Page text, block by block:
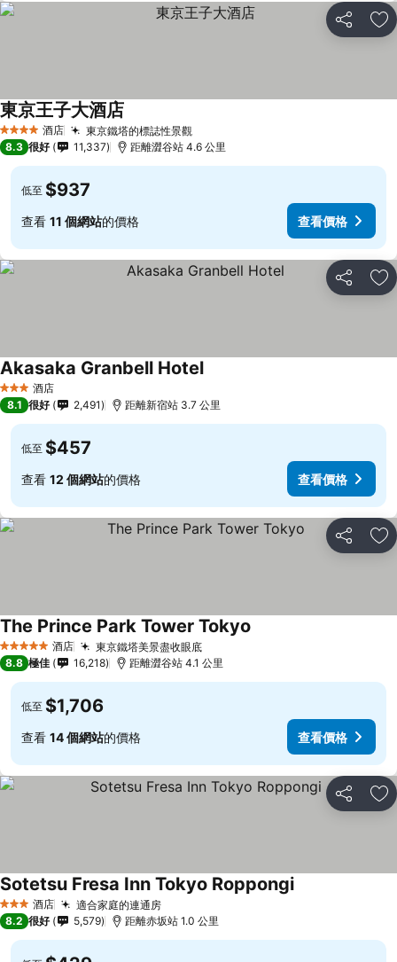
分享 放
4 星級 酒店 東京鐵塔的標誌性景觀查看價格
東京王子大酒店
8.3 很好 11,337 距離澀谷站 4.6 公里
低至 $937
查看 11 個網站的價格 查看價格
分享 放
3 星級 酒店
Akasaka Granbell Hotel查看價格
8.1 很好 2,491 距離新宿站 3.7 公里
低至 $457
查看 12 個網站的價格 查看價格
分享 放
5 星級 酒店 東京鐵塔美景盡收眼底查看價格
The Prince Park Tower Tokyo
8.8 極佳 16,218 距離澀谷站 4.1 公里
低至 $1,706
查看 14 個網站的價格 查看價格
分享 放
3 星級 酒店 適合家庭的連通房查看價格
Sotetsu Fresa Inn Tokyo Roppongi查看價格
8.2 很好 5,579 距離赤坂站 1.0 公里